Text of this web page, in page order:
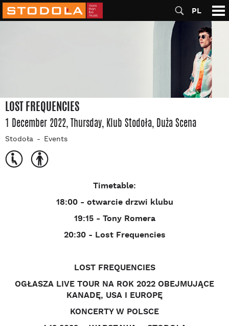
PL
LOST FREQUENCIES
1 December 2022, Thursday, Klub Stodoła, Duża Scena
Stodoła Events
Timetable:
18:00 - otwarcie drzwi klubu
19:15 - Tony Romera
20:30 - Lost Frequencies
LOST FREQUENCIES
OGŁASZA LIVE TOUR NA ROK 2022 OBEJMUJĄCE
KANADĘ, USA I EUROPĘ
KONCERTY W POLSCE